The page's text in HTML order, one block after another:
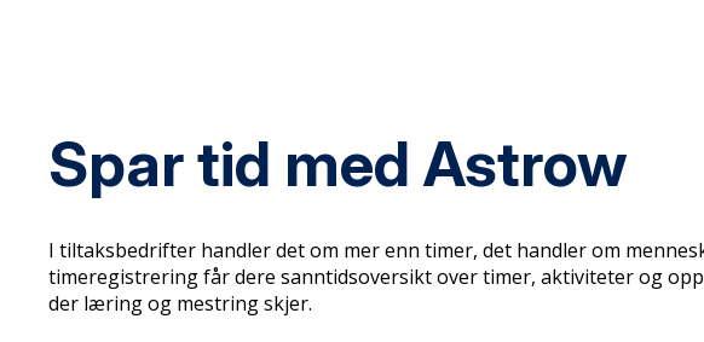
Spar tid med Astrow
I tiltaksbedrifter handler det om mer enn timer, det handler om
timeregistrering får dere sanntidsoversikt over timer, aktiviteter og
der læring og mestring skjer.